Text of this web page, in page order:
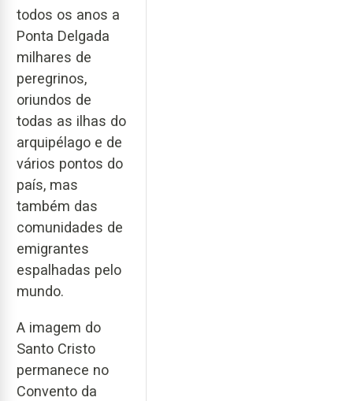
todos os anos a
Ponta Delgada
milhares de
peregrinos,
oriundos de
todas as ilhas do
arquipélago e de
vários pontos do
país, mas
também das
comunidades de
emigrantes
espalhadas pelo
mundo.
A imagem do
Santo Cristo
permanece no
Convento da